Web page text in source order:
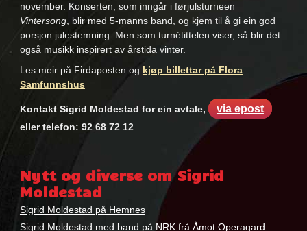
november. Konserten, som inngår i førjulsturneen
Vintersong, blir med 5-manns band, og kjem til å gi ein god
porsjon julestemning. Men som turnétittelen viser, så blir det
også musikk inspirert av årstida vinter.
Les meir på Firdaposten og kjøp billettar på Flora
Samfunnshus
Kontakt Sigrid Moldestad for ein avtale, via epost
eller telefon: 92 68 72 12
Nytt og diverse om Sigrid
Moldestad
Sigrid Moldestad på Hemnes
Sigrid Moldestad med band på NRK frå Åmot Operagard